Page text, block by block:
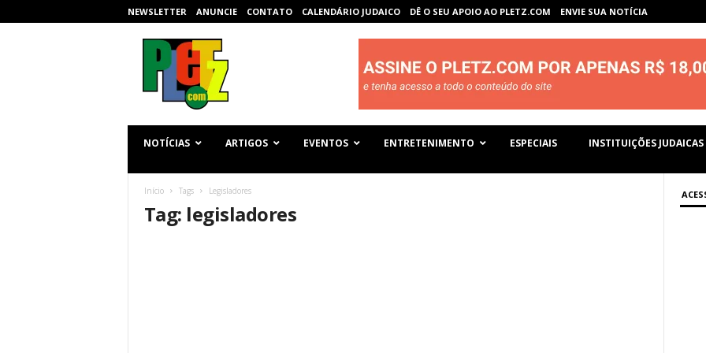
NEWSLETTER ANUNCIE CONTATO CALENDÁRIO JUDAICO DÊ O SEU APOIO AO PLETZ.COM ENVIE SUA NOTÍCIA
NOTÍCIAS ARTIGOS EVENTOS ENTRETENIMENTO ESPECIAIS INSTITUIÇÕES JUDAICAS
Início Tags Legisladores
Tag: legisladores